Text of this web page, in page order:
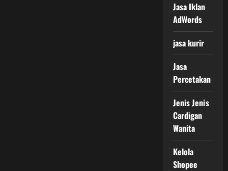
Jasa Iklan
AdWords
jasa kurir
Jasa
Percetakan
Jenis Jenis
Cardigan
Wanita
Kelola
Shopee